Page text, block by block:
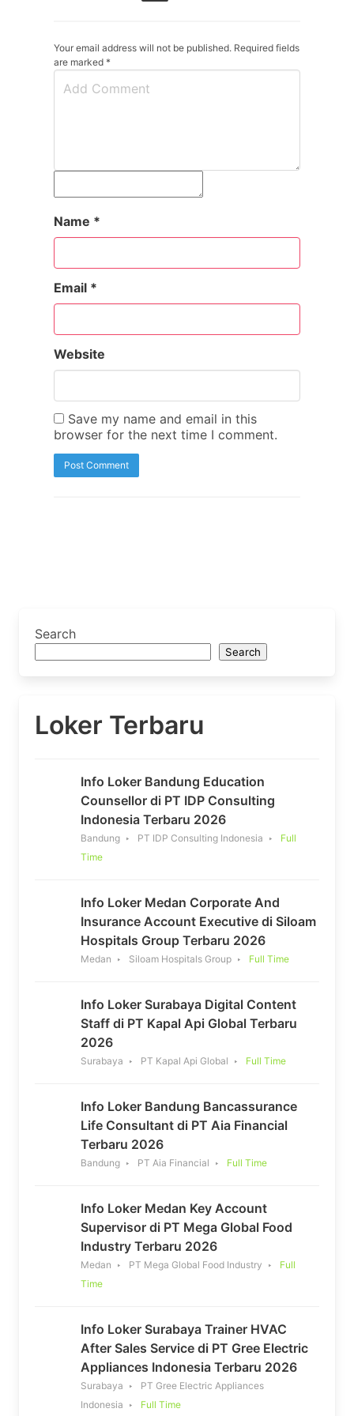
Your email address will not be published. Required fields
are marked *
Name *
Email *
Website
Save my name and email in this
browser for the next time I comment.
Search
Search
Loker Terbaru
Info Loker Bandung Education
Counsellor di PT IDP Consulting
Indonesia Terbaru 2026
Bandung PT IDP Consulting Indonesia
Full
Time
Info Loker Medan Corporate And
Insurance Account Executive di Siloam
Hospitals Group Terbaru 2026
Medan Siloam Hospitals Group Full Time
Info Loker Surabaya Digital Content
Staff di PT Kapal Api Global Terbaru
2026
Surabaya PT Kapal Api Global Full Time
Info Loker Bandung Bancassurance
Life Consultant di PT Aia Financial
Terbaru 2026
Bandung PT Aia Financial Full Time
Info Loker Medan Key Account
Supervisor di PT Mega Global Food
Industry Terbaru 2026
Medan PT Mega Global Food Industry
Full
Time
Info Loker Surabaya Trainer HVAC
After Sales Service di PT Gree Electric
Appliances Indonesia Terbaru 2026
Surabaya
PT Gree Electric Appliances
Indonesia
Full Time